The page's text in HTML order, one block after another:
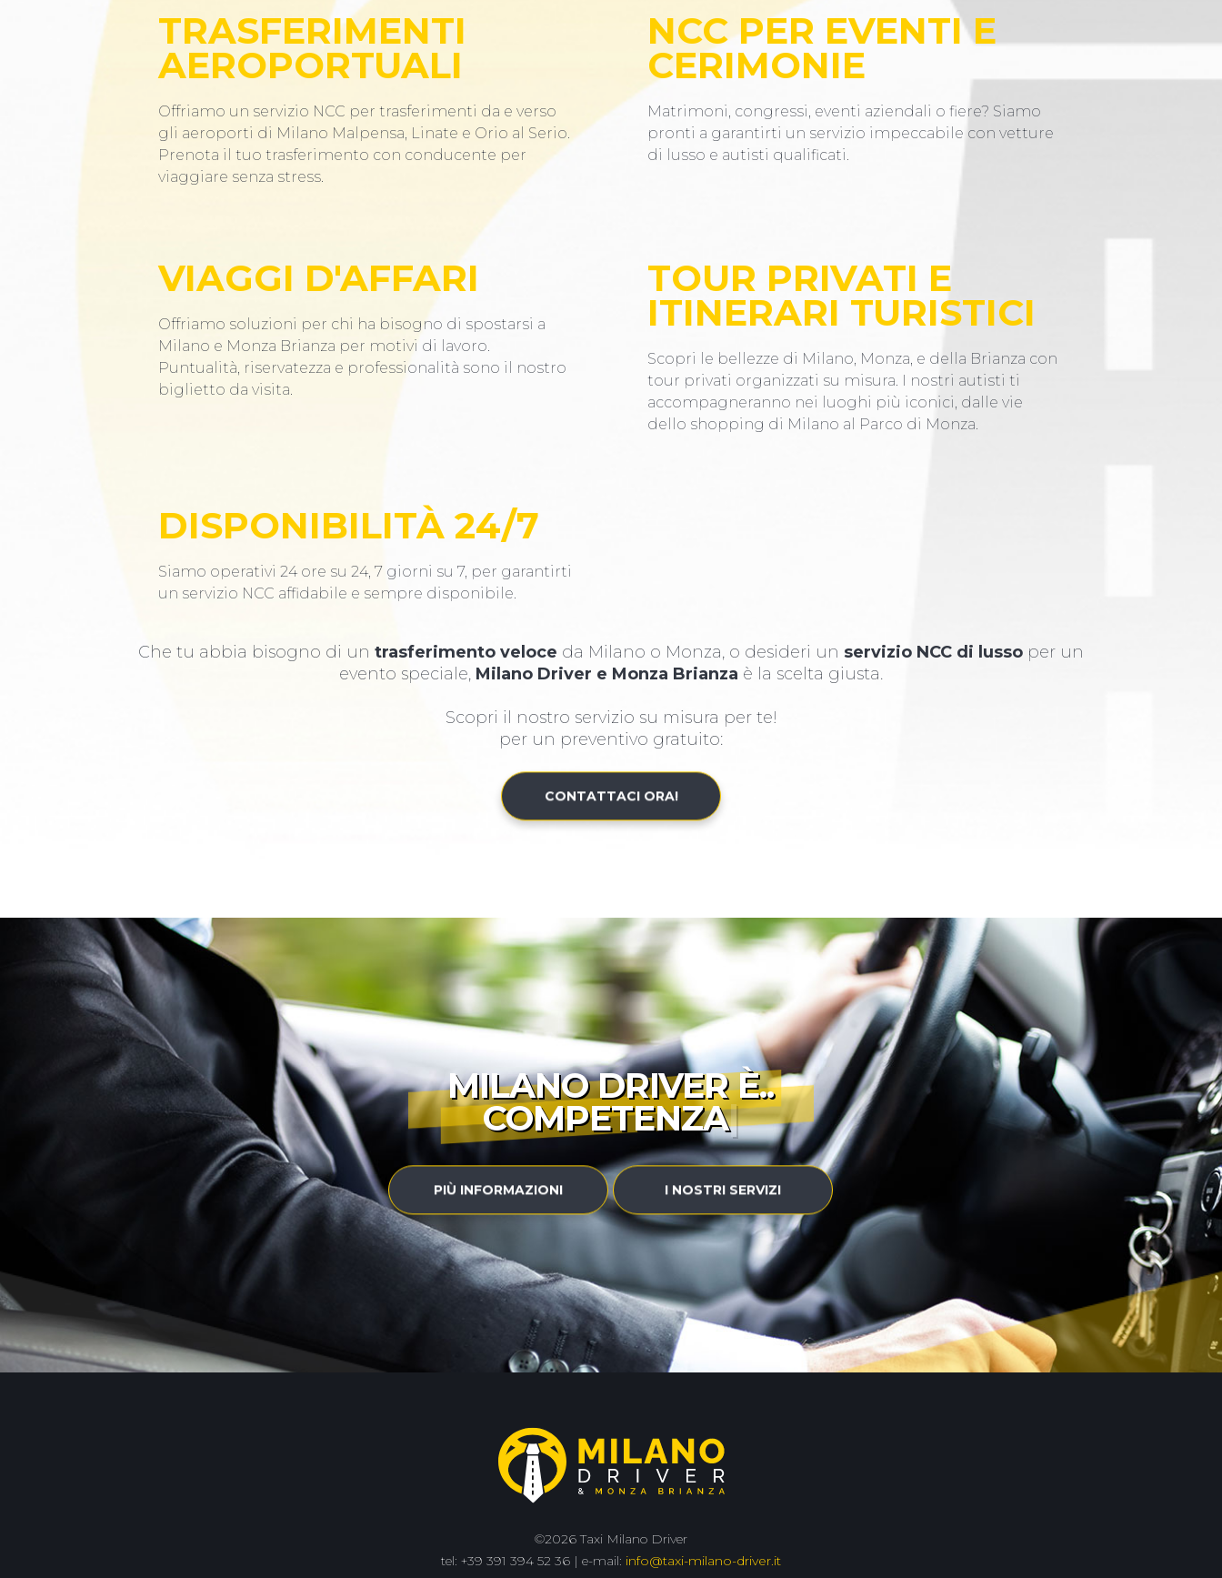
TRASFERIMENTI
AEROPORTUALI
Offriamo un servizio NCC per trasferimenti da e verso
gli aeroporti di Milano Malpensa, Linate e Orio al Serio.
Prenota il tuo trasferimento con conducente per
viaggiare senza stress.
NCC PER EVENTI E
CERIMONIE
Matrimoni, congressi, eventi aziendali o fiere? Siamo
pronti a garantirti un servizio impeccabile con vetture
di lusso e autisti qualificati.
VIAGGI D'AFFARI
Offriamo soluzioni per chi ha bisogno di spostarsi a
Milano e Monza Brianza per motivi di lavoro.
Puntualità, riservatezza e professionalità sono il nostro
biglietto da visita.
TOUR PRIVATI E
ITINERARI TURISTICI
Scopri le bellezze di Milano, Monza, e della Brianza con
tour privati organizzati su misura. I nostri autisti ti
accompagneranno nei luoghi più iconici, dalle vie
dello shopping di Milano al Parco di Monza.
DISPONIBILITÀ 24/7
Siamo operativi 24 ore su 24, 7 giorni su 7, per garantirti
un servizio NCC affidabile e sempre disponibile.
Che tu abbia bisogno di un trasferimento veloce da Milano o Monza, o desideri un servizio NCC di lusso per un
evento speciale, Milano Driver e Monza Brianza è la scelta giusta.
Scopri il nostro servizio su misura per te!
per un preventivo gratuito:
CONTATTACI ORA!
MILANO DRIVER È..
COMPETENZA|
PIÙ INFORMAZIONI I NOSTRI SERVIZI
©2026 Taxi Milano Driver
tel: +39 391 394 52 36 | e-mail: info@taxi-milano-driver.it